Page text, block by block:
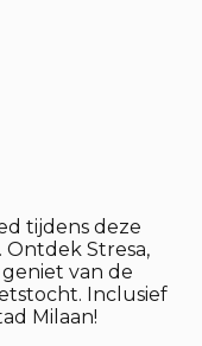
tijdens deze
Ontdek Stresa,
van de
Inclusief
Milaan!